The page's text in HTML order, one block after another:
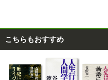
こちらもおすすめ